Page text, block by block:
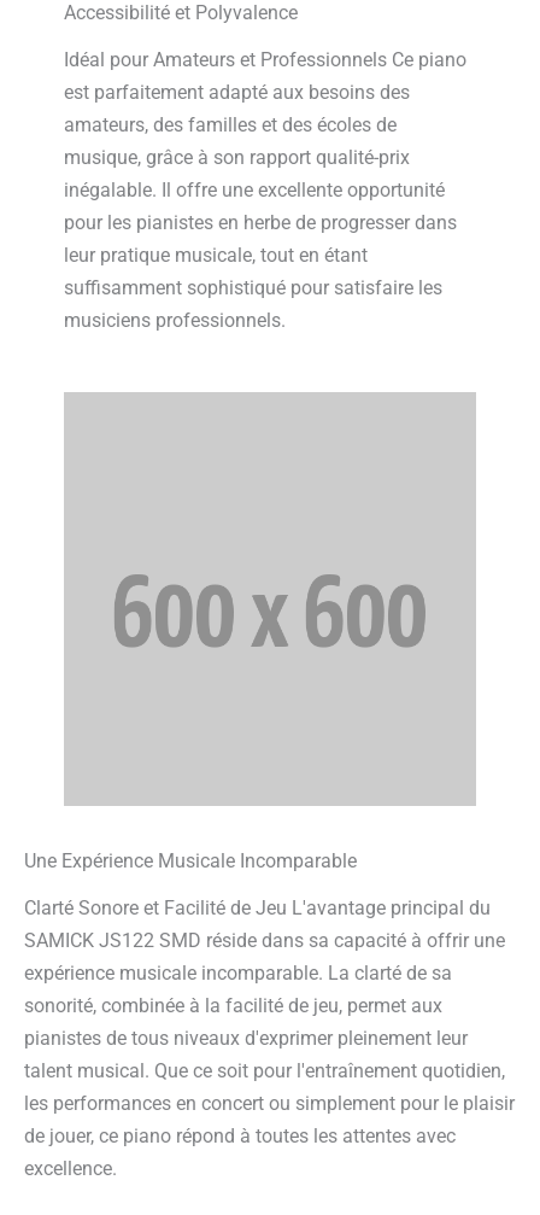
Accessibilité et Polyvalence
Idéal pour Amateurs et Professionnels Ce piano
est parfaitement adapté aux besoins des
amateurs, des familles et des écoles de
musique, grâce à son rapport qualité-prix
inégalable. Il offre une excellente opportunité
pour les pianistes en herbe de progresser dans
leur pratique musicale, tout en étant
suffisamment sophistiqué pour satisfaire les
musiciens professionnels.
Une Expérience Musicale Incomparable
Clarté Sonore et Facilité de Jeu L'avantage principal du
SAMICK JS122 SMD réside dans sa capacité à offrir une
expérience musicale incomparable. La clarté de sa
sonorité, combinée à la facilité de jeu, permet aux
pianistes de tous niveaux d'exprimer pleinement leur
talent musical. Que ce soit pour l'entraînement quotidien,
les performances en concert ou simplement pour le plaisir
de jouer, ce piano répond à toutes les attentes avec
excellence.